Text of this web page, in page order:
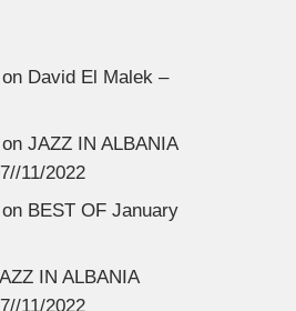
David El Malek –
JAZZ IN ALBANIA
11/2022
BEST OF January
IN ALBANIA
11/2022